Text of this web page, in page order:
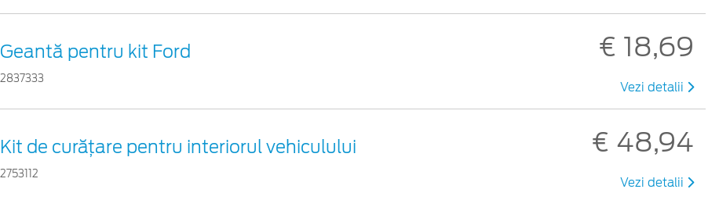
Geantă pentru kit Ford
2837333
€ 18,69
Vezi detalii
Kit de curățare pentru interiorul vehiculului
2753112
€ 48,94
Vezi detalii